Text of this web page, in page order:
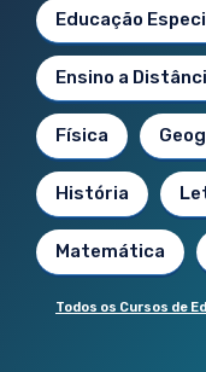
Educação
Ensino a
Física
História
Matemática
Todos os Cursos de